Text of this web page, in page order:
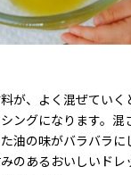
が、よく混ぜていく
ングになります。混
油の味がバラバラ
のあるおいしいド